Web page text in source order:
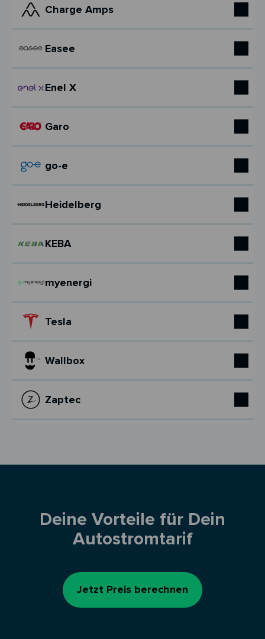
Charge Amps
Easee
Enel X
Garo
go-e
Heidelberg
KEBA
myenergi
Tesla
Wallbox
Zaptec
Deine Vorteile für Dein
Autostromtarif
Jetzt Preis berechnen